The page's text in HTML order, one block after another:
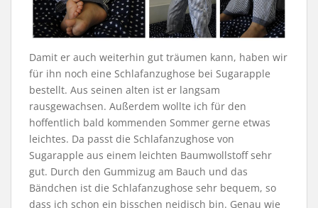
Damit er auch weiterhin gut träumen kann, haben wir
für ihn noch eine Schlafanzughose bei Sugarapple
bestellt. Aus seinen alten ist er langsam
rausgewachsen. Außerdem wollte ich für den
hoffentlich bald kommenden Sommer gerne etwas
leichtes. Da passt die Schlafanzughose von
Sugarapple aus einem leichten Baumwollstoff sehr
gut. Durch den Gummizug am Bauch und das
Bändchen ist die Schlafanzughose sehr bequem, so
dass ich schon ein bisschen neidisch bin. Genau wie